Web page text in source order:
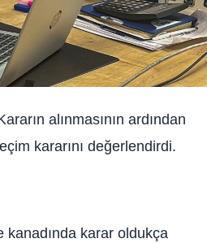
alınmasının ardından
kararını değerlendirdi.
kanadında karar oldukça